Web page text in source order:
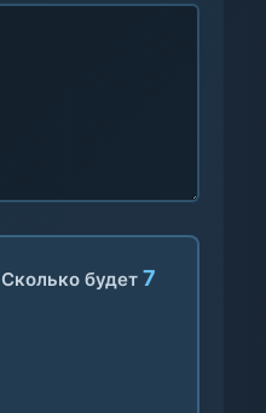
Сколько будет 7